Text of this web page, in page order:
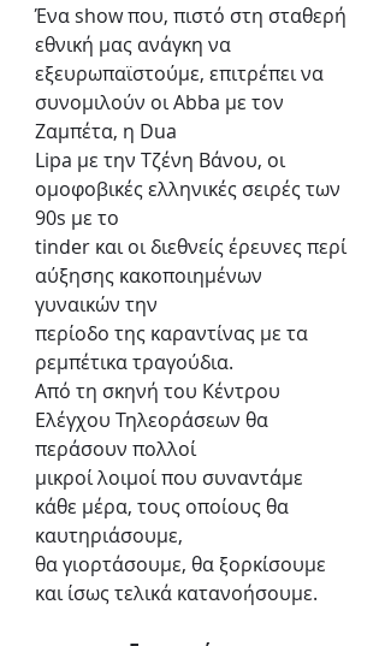
Ένα show που, πιστό στη σταθερή
εθνική μας ανάγκη να
εξευρωπαϊστούμε, επιτρέπει να
συνομιλούν οι Abba με τον
Ζαμπέτα, η Dua
Lipa με την Τζένη Βάνου, οι
ομοφοβικές ελληνικές σειρές των
90s με το
tinder και οι διεθνείς έρευνες περί
αύξησης κακοποιημένων
γυναικών την
περίοδο της καραντίνας με τα
ρεμπέτικα τραγούδια.
Από τη σκηνή του Κέντρου
Ελέγχου Τηλεοράσεων θα
περάσουν πολλοί
μικροί λοιμοί που συναντάμε
κάθε μέρα, τους οποίους θα
καυτηριάσουμε,
θα γιορτάσουμε, θα ξορκίσουμε
και ίσως τελικά κατανοήσουμε.